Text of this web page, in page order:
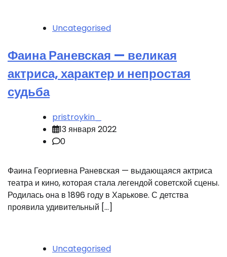
Uncategorised
Фаина Раневская — великая
актриса, характер и непростая
судьба
pristroykin_
13 января 2022
0
Фаина Георгиевна Раневская — выдающаяся актриса
театра и кино, которая стала легендой советской сцены.
Родилась она в 1896 году в Харькове. С детства
проявила удивительный […]
Uncategorised